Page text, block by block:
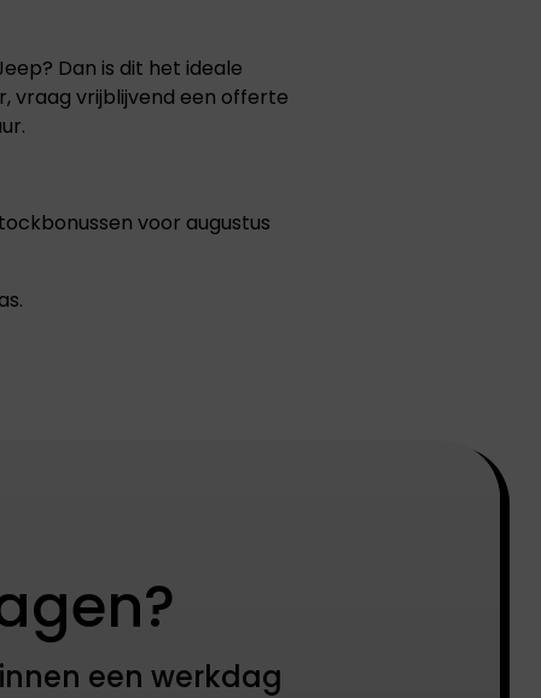
Dan is dit het ideale
vraag vrijblijvend een offerte
voor augustus
een werkdag